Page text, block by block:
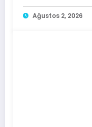
Ağustos 2, 2026